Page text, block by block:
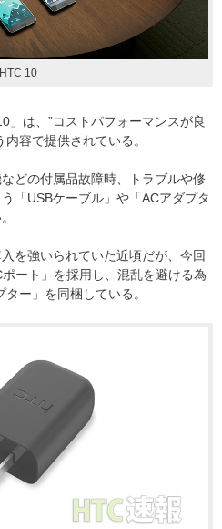
HTC 10
」は、”コストパフォーマンスが良
容で提供されている。
どの付属品故障時、トラブルや修
「USBケーブル」や「ACアダプタ
を強いられていた近頃だが、今回
ート」を採用し、混乱を避ける為
ター」を同梱している。